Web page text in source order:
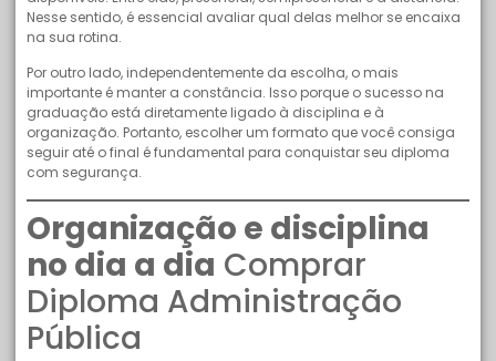
Nesse sentido, é essencial avaliar qual delas melhor se encaixa
na sua rotina.
Por outro lado, independentemente da escolha, o mais
importante é manter a constância. Isso porque o sucesso na
graduação está diretamente ligado à disciplina e à
organização. Portanto, escolher um formato que você consiga
seguir até o final é fundamental para conquistar seu diploma
com segurança.
Organização e disciplina
no dia a dia Comprar
Diploma Administração
Pública